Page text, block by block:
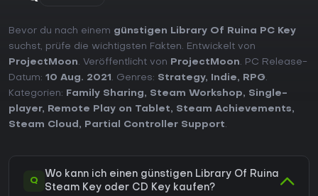
Bevor du nach einem günstigen Library Of Ruina PC Key
suchst, prüfe die wichtigsten Fakten. Entwickelt von
ProjectMoon. Veröffentlicht von ProjectMoon. PC Release-
Datum: 10 Aug. 2021 . Genres: Strategy, Indie, RPG.
Kategorien:
Family Sharing, Steam Workshop, Single-
player, Remote Play on Tablet, Steam Achievements,
Steam Cloud , Partial Controller Support.
Q
Wo kann ich einen günstigen Library Of Ruina
Steam Key oder CD Key kaufen?